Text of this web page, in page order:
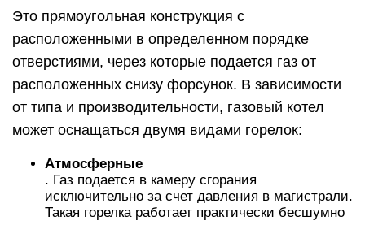
Это прямоугольная конструкция с
расположенными в определенном порядке
отверстиями, через которые подается газ от
расположенных снизу форсунок. В зависимости
от типа и производительности, газовый котел
может оснащаться двумя видами горелок:
Атмосферные
. Газ подается в камеру сгорания
исключительно за счет давления в магистрали.
Такая горелка работает практически бесшумно